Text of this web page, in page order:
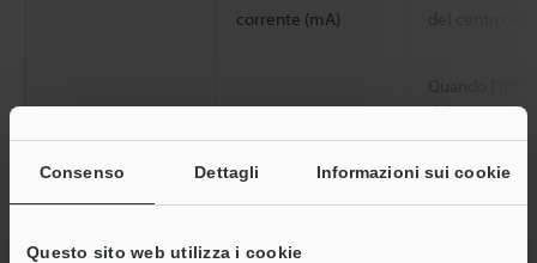
Consenso Dettagli Informazioni sui cookie
Questo sito web utilizza i cookie
corrente (mA)
del centro è
Resistenza
ambientale
Classificazione involucro